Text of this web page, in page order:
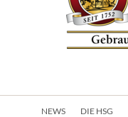
NEWS DIE HSG